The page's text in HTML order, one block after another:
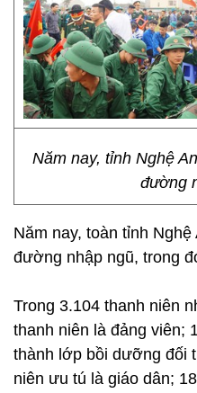
Năm nay, tỉnh Nghệ
đường
Năm nay, toàn tỉnh
đường nhập ngũ, trong
Trong 3.104 thanh niên
thanh niên là đảng viên;
thành lớp bồi dưỡng đối
niên ưu tú là giáo dân;